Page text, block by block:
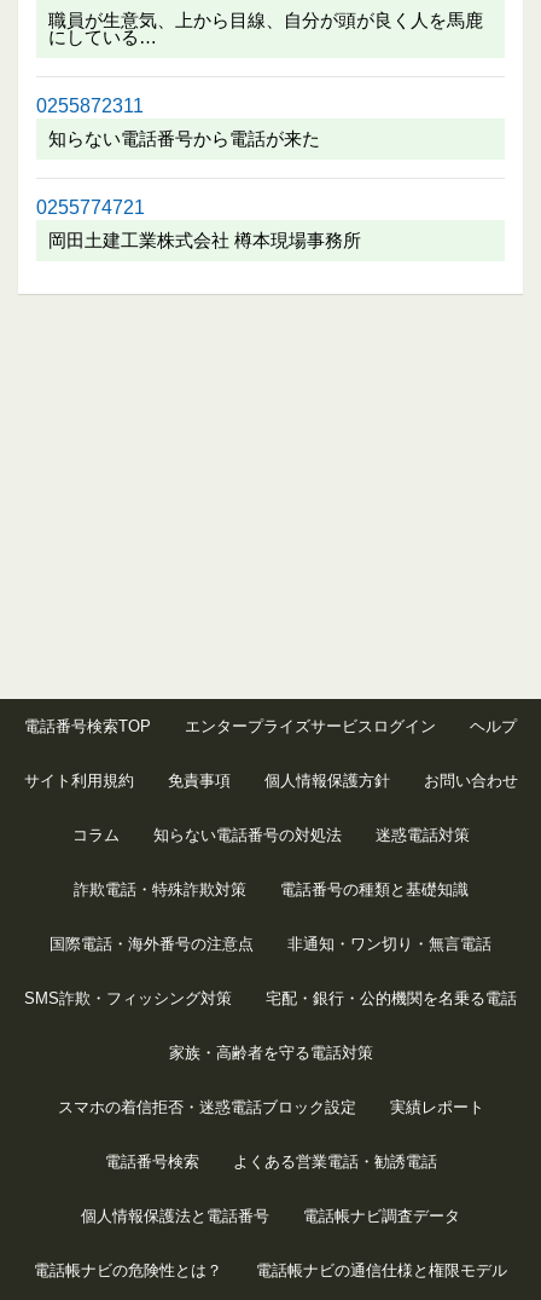
職員が生意気、上から目線、自分が頭が良く人を馬鹿
にしている…
0255872311
知らない電話番号から電話が来た
0255774721
岡田土建工業株式会社 樽本現場事務所
電話番号検索TOP エンタープライズサービスログイン ヘルプ
サイト利用規約 免責事項 個人情報保護方針 お問い合わせ
コラム 知らない電話番号の対処法 迷惑電話対策
詐欺電話・特殊詐欺対策 電話番号の種類と基礎知識
国際電話・海外番号の注意点 非通知・ワン切り・無言電話
SMS詐欺・フィッシング対策 宅配・銀行・公的機関を名乗る電話
家族・高齢者を守る電話対策
スマホの着信拒否・迷惑電話ブロック設定 実績レポート
電話番号検索 よくある営業電話・勧誘電話
個人情報保護法と電話番号 電話帳ナビ調査データ
電話帳ナビの危険性とは？ 電話帳ナビの通信仕様と権限モデル